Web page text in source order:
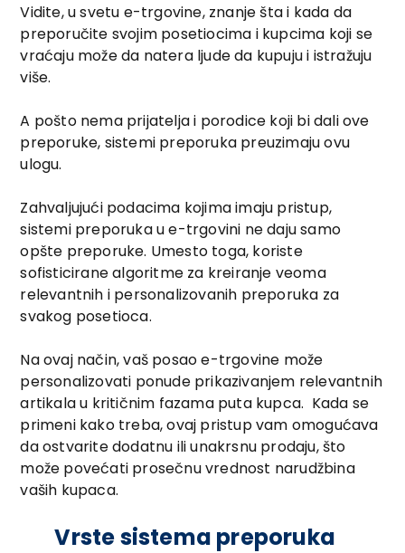
Vidite, u svetu e-trgovine, znanje šta i kada da
preporučite svojim posetiocima i kupcima koji se
vraćaju može da natera ljude da kupuju i istražuju
više.
A pošto nema prijatelja i porodice koji bi dali ove
preporuke, sistemi preporuka preuzimaju ovu
ulogu.
Zahvaljujući podacima kojima imaju pristup,
sistemi preporuka u e-trgovini ne daju samo
opšte preporuke. Umesto toga, koriste
sofisticirane algoritme za kreiranje veoma
relevantnih i personalizovanih preporuka za
svakog posetioca.
Na ovaj način, vaš posao e-trgovine može
personalizovati ponude prikazivanjem relevantnih
artikala u kritičnim fazama puta kupca. Kada se
primeni kako treba, ovaj pristup vam omogućava
da ostvarite dodatnu ili unakrsnu prodaju, što
može povećati prosečnu vrednost narudžbina
vaših kupaca.
Vrste sistema preporuka